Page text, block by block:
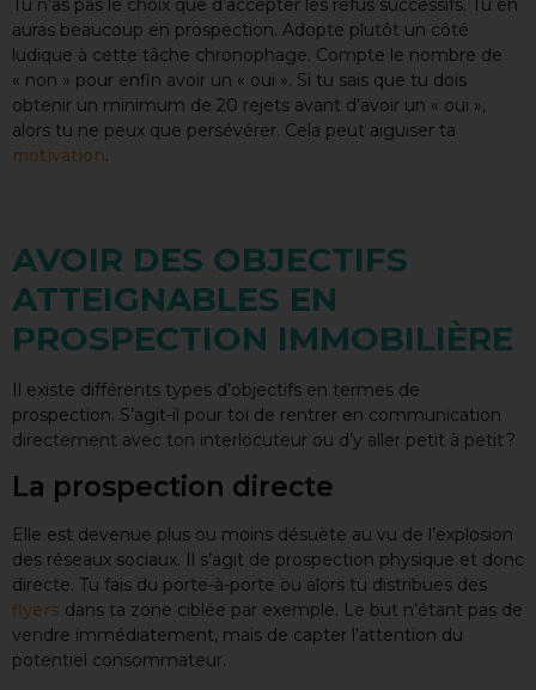
Tu n’as pas le choix que d’accepter les refus successifs. Tu en
auras beaucoup en prospection. Adopte plutôt un côté
ludique à cette tâche chronophage. Compte le nombre de
« non » pour enfin avoir un « oui ». Si tu sais que tu dois
obtenir un minimum de 20 rejets avant d’avoir un « oui »,
alors tu ne peux que persévérer. Cela peut aiguiser ta
motivation.
AVOIR DES OBJECTIFS
ATTEIGNABLES EN
PROSPECTION IMMOBILIÈRE
Il existe différents types d’objectifs en termes de
prospection. S’agit-il pour toi de rentrer en communication
directement avec ton interlocuteur ou d’y aller petit à petit ?
La prospection directe
Elle est devenue plus ou moins désuète au vu de l’explosion
des réseaux sociaux. Il s’agit de prospection physique et donc
directe. Tu fais du porte-à-porte ou alors tu distribues des
flyers dans ta zone ciblée par exemple. Le but n’étant pas de
vendre immédiatement, mais de capter l’attention du
potentiel consommateur.